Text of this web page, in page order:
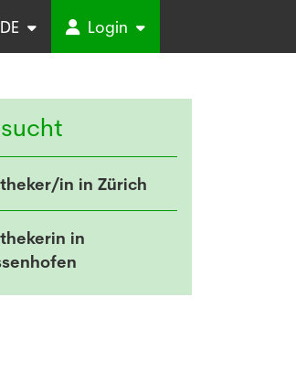
DE Login
in in Zürich
in